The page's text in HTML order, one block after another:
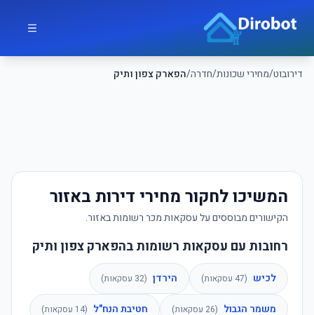
דירובוט/מחירי שכונות/חדרה/הפארק צפון ותיק
דירובוט
המשיכו לחקור מחירי דירות באזור
הקישורים מבוססים על עסקאות מכר רשומות באזור.
רחובות עם עסקאות רשומות בהפארק צפון ותיק
לכיש (
47 עסקאות) הירדן (
32 עסקאות)
משמר הגבול (
26 עסקאות) חטיבת הנח"ל (
14 עסקאות)